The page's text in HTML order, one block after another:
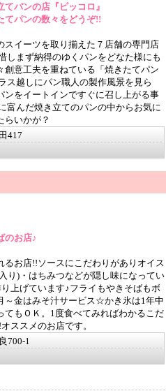
パンの店『ピッコロ』
てパンの数々をどうぞ!!
スイーツを取り揃えた７店舗の専門店
しまず納得のゆくパンをどなた様にも
創意工夫を重ねている「焼きたてパン
越しにパン職人の製作風景を見ら
ンをイートインですぐに召し上がる事
富んだ焼き立てのパンの中からお気に
らいかが？
417
のお店♪
るお店!!ソースにこだわりがありオイス
り)・はちみつなどが隠し味になってい
上げています♪フライもやきそばもボ
～金はみそ汁サービス☆かき氷は1年中
てもＯＫ。1度食べてみればわかるこだ
ススメのお店です。
700-1